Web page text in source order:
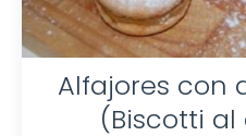
Alfajores con
(Biscotti